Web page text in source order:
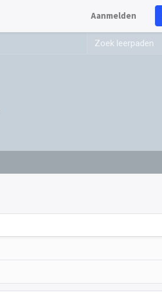
Aanmelden